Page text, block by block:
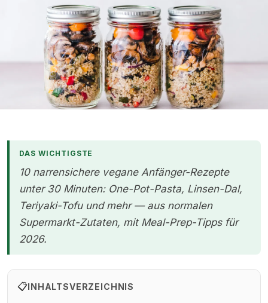
fertige vegane Mahlzeit
DAS WICHTIGSTE
10 narrensichere vegane Anfänger-Rezepte
unter 30 Minuten: One-Pot-Pasta, Linsen-Dal,
Teriyaki-Tofu und mehr — aus normalen
Supermarkt-Zutaten, mit Meal-Prep-Tipps für
2026.
📋INHALTSVERZEICHNIS